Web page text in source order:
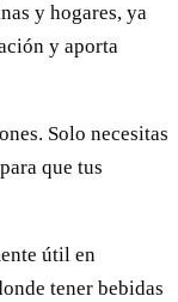
y hogares, ya
y aporta
Solo necesitas
que tus
útil en
tener bebidas